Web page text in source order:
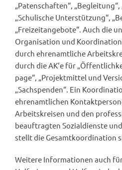
„Patenschaften“,
„Schulische Unterstützung“,
„Freizeitangebote“. Auch die
Organisation und
durch ehrenamtliche
durch die AK‘e für
page“, „Projektmittel und
„Sachspenden“. Ein
ehrenamtlichen
Arbeitskreisen und den
beauftragten Sozialdienste
stellt die Gesamtkoordination
Weitere Informationen auch